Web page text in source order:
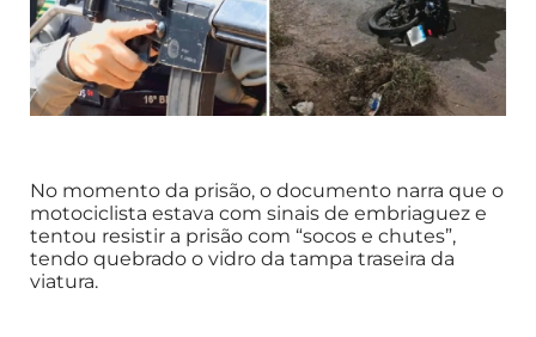
No momento da prisão, o documento narra que o
motociclista estava com sinais de embriaguez e
tentou resistir a prisão com “socos e chutes”,
tendo quebrado o vidro da tampa traseira da
viatura.